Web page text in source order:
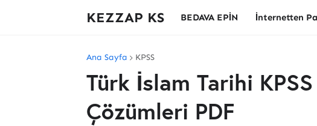
KEZZAP KS BEDAVA EPİN İnternetten
Ana Sayfa KPSS
Türk İslam Tarihi
Çözümleri PDF